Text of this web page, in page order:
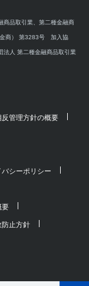
商品取引業、第二種金融商
金商） 第3283号 加入協
法人 第二種金融商品取引業
反管理方針の概要
バシーポリシー
要
防止方針